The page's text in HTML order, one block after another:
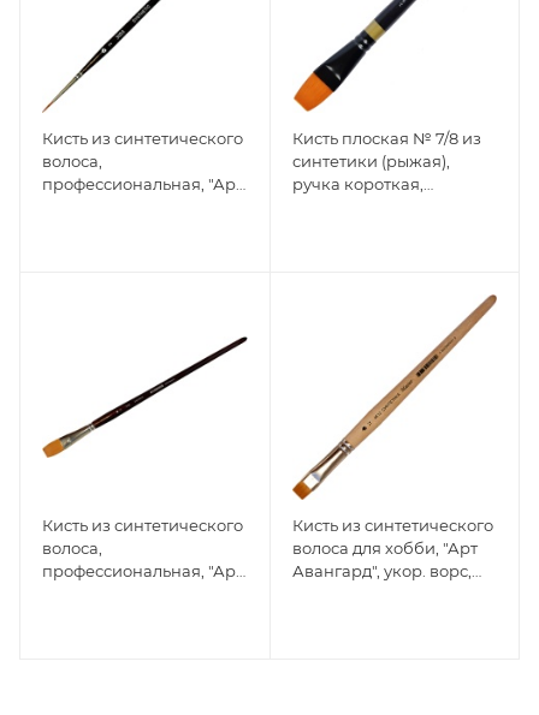
Кисть из синтетического
волоса,
профессиональная, "Арт
Кисть плоская № 7/8 из
синтетики (рыжая),
ручка короткая,
Кисть из синтетического
волоса,
профессиональная, "Арт
Кисть из синтетического
волоса для хобби, "Арт
Авангард", укор. ворс,